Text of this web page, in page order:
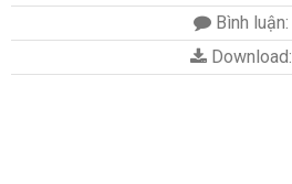
Bình luận:
Download: